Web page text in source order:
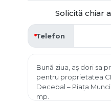
Solicită chiar
Telefon